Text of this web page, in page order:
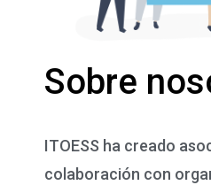
Sobre
ITOESS ha creado
colaboración con